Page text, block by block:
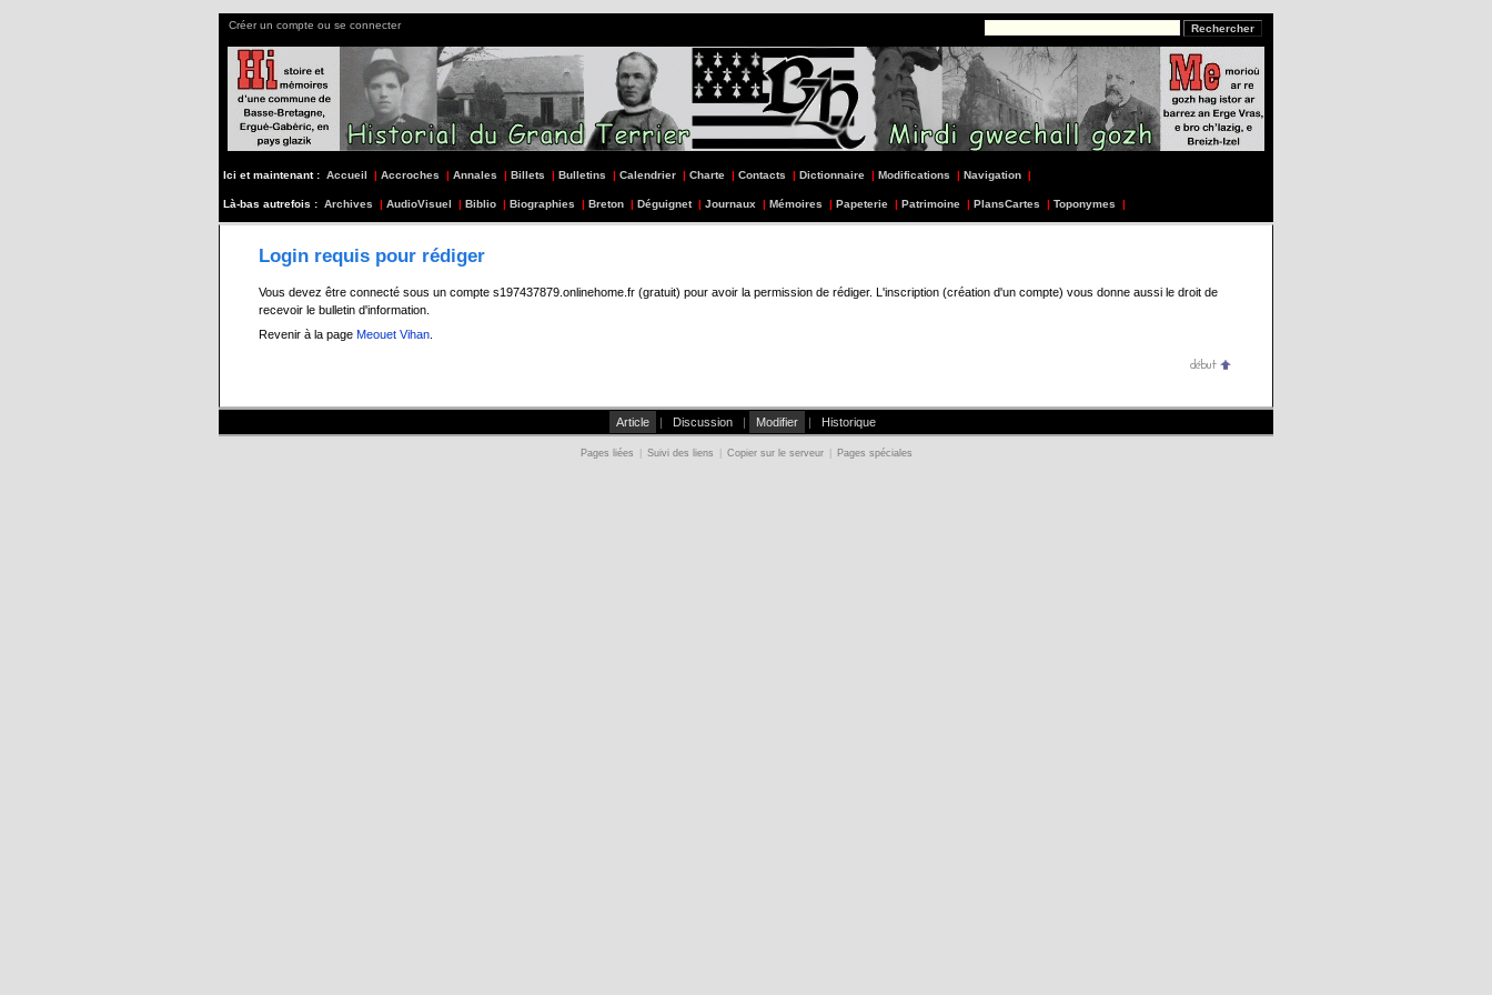
Créer un compte ou se connecter
Ici et maintenant : Accueil | Accroches | Annales | Billets | Bulletins | Calendrier | Charte | Contacts | Dictionnaire | Modifications | Navigation |
Là-bas autrefois : Archives | AudioVisuel | Biblio | Biographies | Breton | Déguignet | Journaux | Mémoires | Papeterie | Patrimoine | PlansCartes | Toponymes |
Login requis pour rédiger
Vous devez être connecté sous un compte s197437879.onlinehome.fr (gratuit) pour avoir la permission de rédiger. L'inscription (création d'un compte) vous donne aussi le droit de
recevoir le bulletin d'information.
Revenir à la page Meouet Vihan
Article | Discussion | Modifier | Historique
Pages liées Suivi des liens Copier sur le serveur Pages spéciales